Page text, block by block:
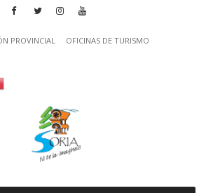
PROVINCIAL
OFICINAS DE TURISMO